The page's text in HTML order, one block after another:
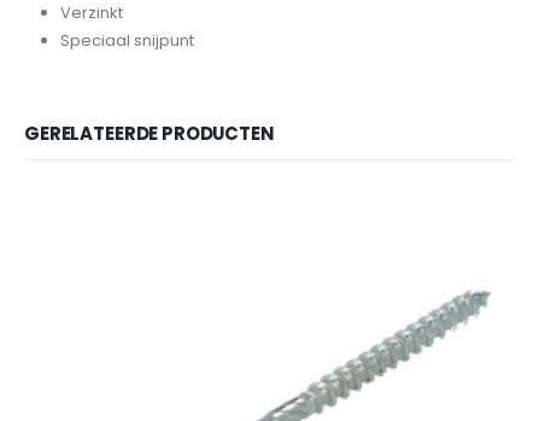
Verzinkt
Speciaal snijpunt
GERELATEERDE PRODUCTEN